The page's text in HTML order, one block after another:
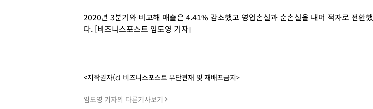
2020년 3분기와 비교해 매출은 4.41% 감소했고 영업손실과 순손실을 내며 적자로 전환했
다. [비즈니스포스트 임도영 기자]
<저작권자(c) 비즈니스포스트 무단전재 및 재배포금지>
임도영 기자의 다른기사보기